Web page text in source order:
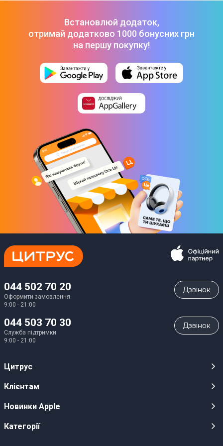
Встановлюй додаток,
отримай додатково 1000 бонусних грн
на першу покупку!
044 502 70 20
Оформити замовлення
9:00 - 21:00
Дзвiнок
044 503 70 30
Служба підтримки
9:00 - 21:00
Дзвiнок
Цитрус
Кар’єра
Оптовим клієнтам
Клієнтам
Публічні оферти
Новинки Apple
iPhone 17
Категорії